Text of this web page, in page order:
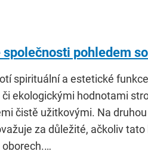
pohledem
spirituální a estetické
ekologickými hodnotami
čistě užitkovými. Na
za důležité, ačkoliv
oborech.…